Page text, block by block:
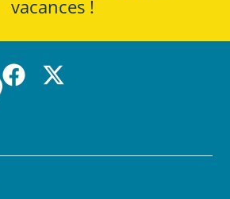
vacances !